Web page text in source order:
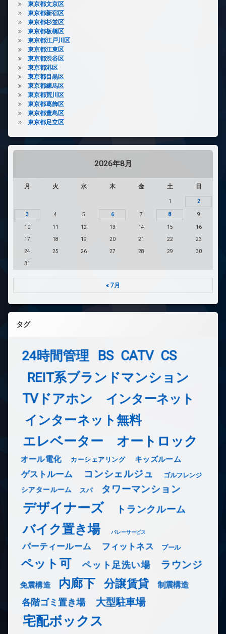
東京都文京区
東京都新宿区
東京都杉並区
東京都板橋区
東京都江戸川区
東京都江東区
東京都渋谷区
東京都港区
東京都目黒区
東京都練馬区
東京都荒川区
東京都葛飾区
東京都豊島区
東京都足立区
2026年8月
月 火 水 木 金 土 日
1 2
3 4 5 6 7 8 9
10 11 12 13 14 15 16
17 18 19 20 21 22 23
24 25 26 27 28 29 30
31
« 7月
タグ
24時間管理 BS CATV CS
REIT系ブランドマンション
TVドアホン インターネット
インターネット無料
エレベーター オートロック
オール電化 カーシェアリング キッズルーム
ゲストルーム コンシェルジュ ゴルフレンジ
シアタールーム スパ タワーマンション
デザイナーズ トランクルーム
バイク置き場 バレーサービス
パーティールーム フィットネス プール
ペット可 ペット足洗い場 ラウンジ
免震構造 内廊下 分譲賃貸 制震構造
各階ゴミ置き場 大型駐車場
宅配ボックス